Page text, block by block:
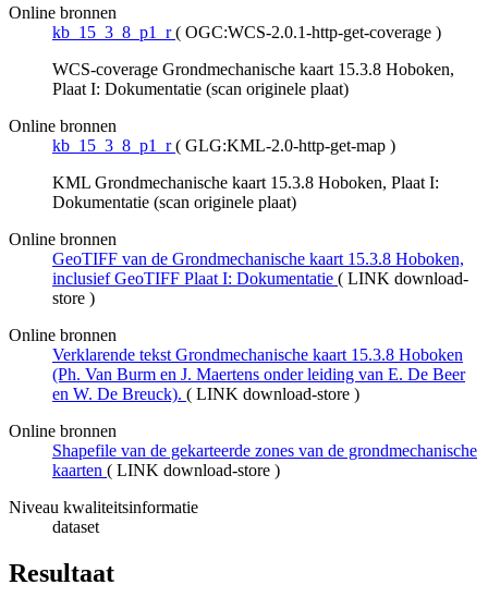
Online bronnen
kb_15_3_8_p1_r ( OGC:WCS-2.0.1-http-get-coverage )
WCS-coverage Grondmechanische kaart 15.3.8 Hoboken,
Plaat I: Dokumentatie (scan originele plaat)
Online bronnen
kb_15_3_8_p1_r ( GLG:KML-2.0-http-get-map )
KML Grondmechanische kaart 15.3.8 Hoboken, Plaat I:
Dokumentatie (scan originele plaat)
Online bronnen
GeoTIFF van de Grondmechanische kaart 15.3.8 Hoboken,
inclusief GeoTIFF Plaat I: Dokumentatie ( LINK download-
store )
Online bronnen
Verklarende tekst Grondmechanische kaart 15.3.8 Hoboken
(Ph. Van Burm en J. Maertens onder leiding van E. De Beer
en W. De Breuck). ( LINK download-store )
Online bronnen
Shapefile van de gekarteerde zones van de grondmechanische
kaarten ( LINK download-store )
Niveau kwaliteitsinformatie
dataset
Resultaat